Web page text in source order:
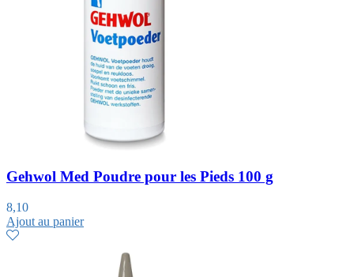
Gehwol Med Poudre pour les Pieds 100 g
8,10
Ajout au panier